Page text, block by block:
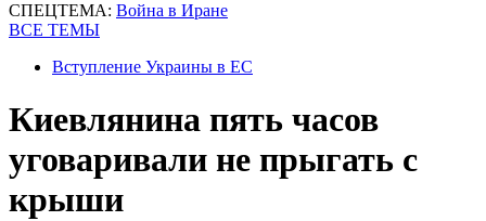
СПЕЦТЕМА: Война в Иране
ВСЕ ТЕМЫ
Вступление Украины в ЕС
Киевлянина пять часов
уговаривали не прыгать с
крыши